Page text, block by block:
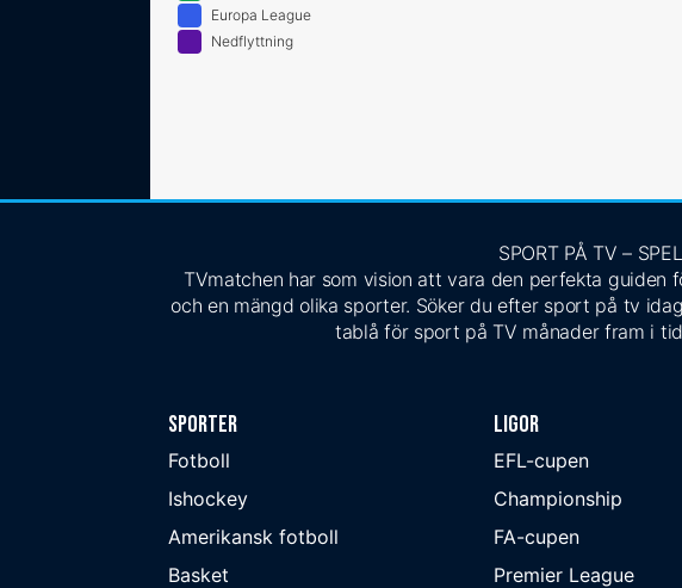
Europa League
Nedflyttning
SPORT PÅ TV –
TVmatchen har som vision att vara den perfekta guiden
och en mängd olika sporter. Söker du efter sport på tv
tablå för sport på TV månader fram i
Sporter
Fotboll
Ishockey
Amerikansk fotboll
Basket
Ligor
EFL-cupen
Championship
FA-cupen
Premier League